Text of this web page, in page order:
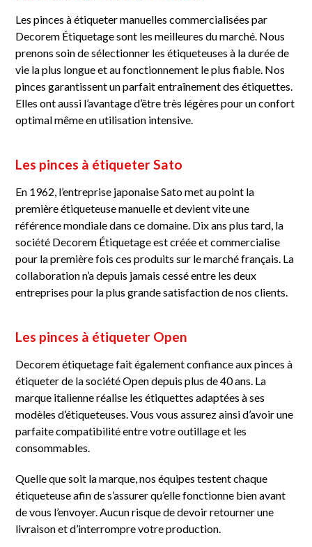
Les pinces à étiqueter manuelles commercialisées par
Decorem Étiquetage sont les meilleures du marché. Nous
prenons soin de sélectionner les étiqueteuses à la durée de
vie la plus longue et au fonctionnement le plus fiable. Nos
pinces garantissent un parfait entraînement des étiquettes.
Elles ont aussi l’avantage d’être très légères pour un confort
optimal même en utilisation intensive.
Les pinces à étiqueter Sato
En 1962, l’entreprise japonaise Sato met au point la
première étiqueteuse manuelle et devient vite une
référence mondiale dans ce domaine. Dix ans plus tard, la
société Decorem Étiquetage est créée et commercialise
pour la première fois ces produits sur le marché français. La
collaboration n’a depuis jamais cessé entre les deux
entreprises pour la plus grande satisfaction de nos clients.
Les pinces à étiqueter Open
Decorem étiquetage fait également confiance aux pinces à
étiqueter de la société Open depuis plus de 40 ans. La
marque italienne réalise les étiquettes adaptées à ses
modèles d’étiqueteuses. Vous vous assurez ainsi d’avoir une
parfaite compatibilité entre votre outillage et les
consommables.
Quelle que soit la marque, nos équipes testent chaque
étiqueteuse afin de s’assurer qu’elle fonctionne bien avant
de vous l’envoyer. Aucun risque de devoir retourner une
livraison et d’interrompre votre production.